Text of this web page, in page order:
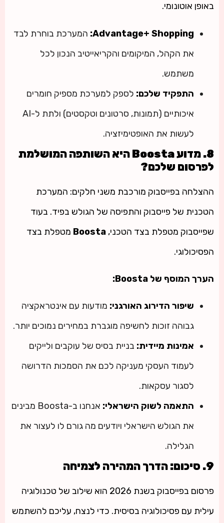
באופן אוטונומי.
Advantage+ Shopping: המערכת בוחרת לבד
את הקהל, המיקומים והקריאייטיב הנכון לכל
משתמש.
התפקיד שלכם: לספק למערכת מספיק חומרים
איכותיים (תמונות, סרטונים וטקסטים) ולתת ל-AI
לעשות את האופטימיזציה.
8. מדוע Boosta היא השותפה המושלמת
לפרסום שלכם?
ההצלחה בפייסבוק מורכבת משני חלקים: המערכת
הטכנית של פייסבוק והתפיסה של הגולש בפיד. בעוד
שפייסבוק מטפלת בצד הטכני, Boosta מטפלת בצד
הפסיכולוגי.
הערך המוסף של Boosta:
שיפור הדירוג האורגני: מודעות עם אינטראקציה
גבוהה זוכות לחשיפה מוגברת במחירים נמוכים יותר.
אמינות מיידית: בניית בסיס של עוקבים ולייקים
לעמוד העסקי מעניקה לכם את הסמכות הדרושה
לסגור עסקאות.
התאמה לשוק הישראלי:
אנחנו ב-Boosta מבינים
את הגולש הישראלי ויודעים מה גורם לו לעצור את
הגלילה.
9. סיכום: הדרך המהירה לצמיחה
פרסום בפייסבוק בשנת 2026 הוא שילוב של טכנולוגיה
עילית עם פסיכולוגיה בסיסית. כדי לנצח, עליכם להשתמש